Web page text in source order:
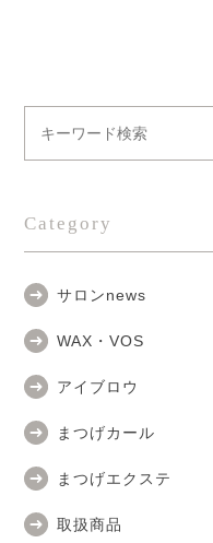
Category
サロンnews
WAX・VOS
アイブロウ
まつげカール
まつげエクステ
取扱商品